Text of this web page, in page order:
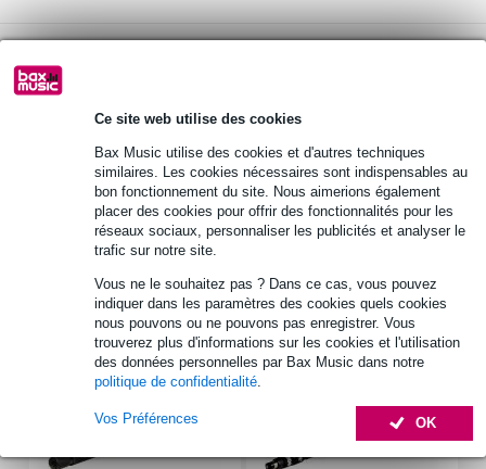
Ce site web utilise des cookies
Bax Music utilise des cookies et d'autres techniques
similaires. Les cookies nécessaires sont indispensables au
bon fonctionnement du site. Nous aimerions également
placer des cookies pour offrir des fonctionnalités pour les
réseaux sociaux, personnaliser les publicités et analyser le
trafic sur notre site.
Vous ne le souhaitez pas ? Dans ce cas, vous pouvez
indiquer dans les paramètres des cookies quels cookies
nous pouvons ou ne pouvons pas enregistrer. Vous
trouverez plus d'informations sur les cookies et l'utilisation
des données personnelles par Bax Music dans notre
politique de confidentialité
OK
Vos Préférences
Informations
perche télescopique
matériau : aluminium
filetage : 3/8"
Afficher toutes les caractéristiques du produit
Autres variantes (4)